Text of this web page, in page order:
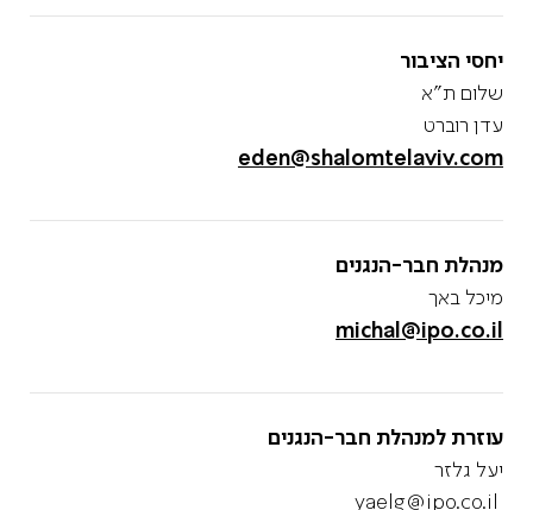
יחסי הציבור
שלום ת״א
עדן רוברט
eden@shalomtelaviv.com
מנהלת חבר-הנגנים
מיכל באך
michal@ipo.co.il
עוזרת למנהלת חבר-הנגנים
יעל גלזר